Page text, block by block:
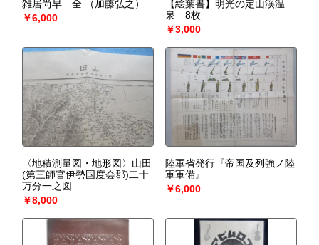
雑居尚早 全
（加藤弘之）
￥6,000
【絵葉書】明光の定山渓温
泉 8枚
￥3,000
〈地積測量図・地形図〉山田
(第三師官伊勢国度会郡)二十
万分一之図
￥8,000
陸軍省発行『帝国及列強ノ陸
軍軍備』
￥6,000